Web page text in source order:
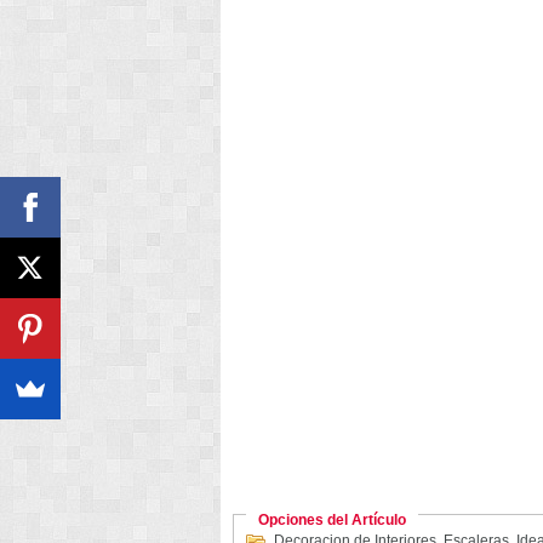
Opciones del Artículo